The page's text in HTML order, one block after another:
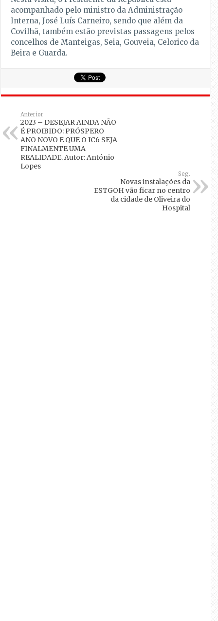
acompanhado pelo ministro da Administração
Interna, José Luís Carneiro, sendo que além da
Covilhã, também estão previstas passagens pelos
concelhos de Manteigas, Seia, Gouveia, Celorico da
Beira e Guarda.
Anterior
2023 – DESEJAR AINDA NÃO
É PROIBIDO: PRÓSPERO
ANO NOVO E QUE O IC6 SEJA
FINALMENTE UMA
REALIDADE. Autor: António
Lopes
Seg.
Novas instalações da
ESTGOH vão ficar no centro
da cidade de Oliveira do
Hospital